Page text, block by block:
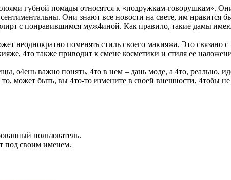
губной помады относятся к «подружкам-говорушкам». Они
Они знают все новости на свете, им нравится
с понравившимся муж4иной. Как правило, такие дамы
неоднократно поменять стиль своего макияжа. Это связано
4то также приводит к смене косметики и стиля ее
о4ень важно понять, 4то в нем – дань моде, а 4то,
может быть, вы 4то-то измените в своей внешности, 4тобы
пользователь.
под своим именем.